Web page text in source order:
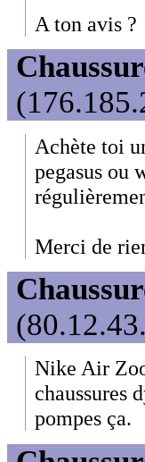
A ton avis ?
Achète toi
pegasus ou
Merci de
Nike Air
chaussures
pompes ça.